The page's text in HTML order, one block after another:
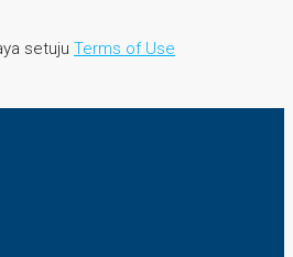
setuju Terms of Use